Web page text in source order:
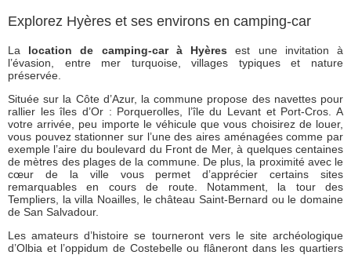
Explorez Hyères et ses environs en camping-car
La location de camping-car à Hyères est une invitation à
l’évasion, entre mer turquoise, villages typiques et nature
préservée.
Située sur la Côte d’Azur, la commune propose des navettes pour
rallier les îles d’Or : Porquerolles, l’île du Levant et Port-Cros. A
votre arrivée, peu importe le véhicule que vous choisirez de louer,
vous pouvez stationner sur l’une des aires aménagées comme par
exemple l’aire du boulevard du Front de Mer, à quelques centaines
de mètres des plages de la commune. De plus, la proximité avec le
cœur de la ville vous permet d’apprécier certains sites
remarquables en cours de route. Notamment, la tour des
Templiers, la villa Noailles, le château Saint-Bernard ou le domaine
de San Salvadour.
Les amateurs d’histoire se tourneront vers le site archéologique
d’Olbia et l’oppidum de Costebelle ou flâneront dans les quartiers